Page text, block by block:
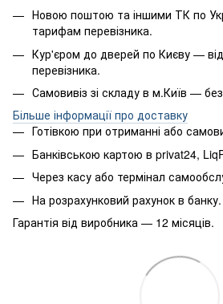
Новою поштою та іншими ТК по
тарифам перевізника.
Кур'єром до дверей по Києву —
перевізника.
Самовивіз зі складу в м.Київ —
Більше інформації про доставку
Готівкою при отриманні або
Банківською картою в privat24,
Через касу або термінал
На розрахунковий рахунок в банку.
Гарантія від виробника — 12 місяців.